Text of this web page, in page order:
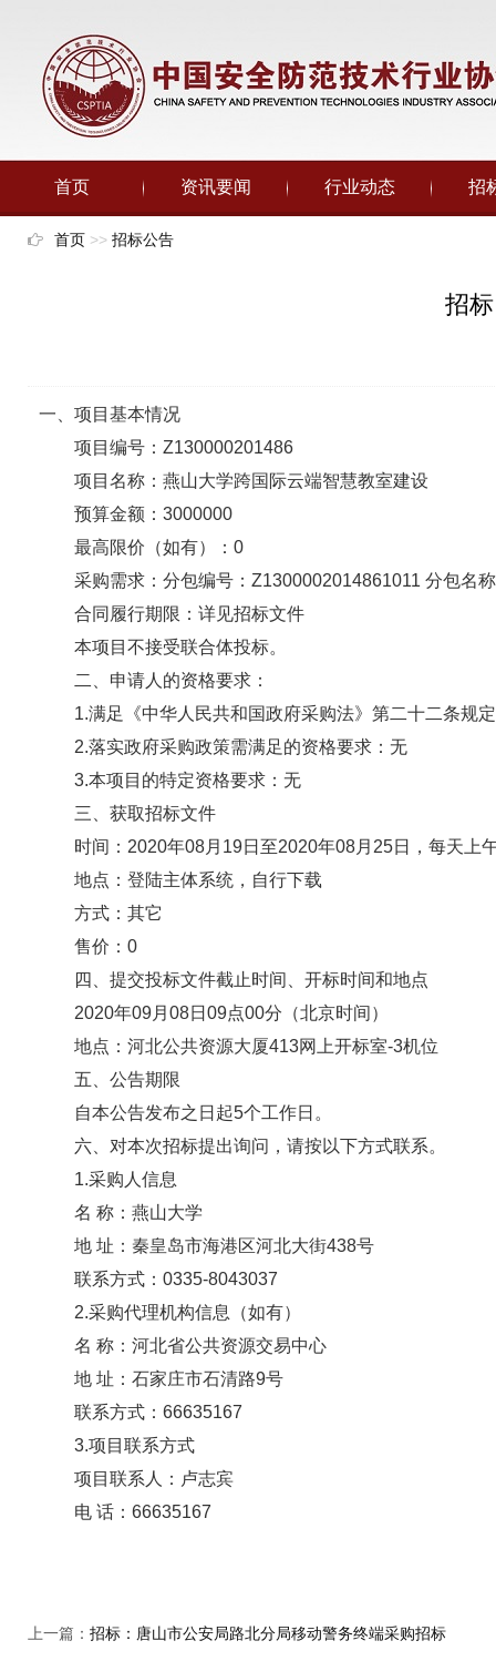
首页 资讯要闻 行业动态 招
首页 >> 招标公告
招
一、项目基本情况
项目编号：Z130000201486
项目名称：燕山大学跨国际云端智慧教室建设
预算金额：3000000
最高限价（如有）：0
采购需求：分包编号：Z1300002014861011 分包名称
合同履行期限：详见招标文件
本项目不接受联合体投标。
二、申请人的资格要求：
1.满足《中华人民共和国政府采购法》第二十二条规
2.落实政府采购政策需满足的资格要求：无
3.本项目的特定资格要求：无
三、获取招标文件
时间：2020年08月19日至2020年08月25日，每天上
地点：登陆主体系统，自行下载
方式：其它
售价：0
四、提交投标文件截止时间、开标时间和地点
2020年09月08日09点00分（北京时间）
地点：河北公共资源大厦413网上开标室-3机位
五、公告期限
自本公告发布之日起5个工作日。
六、对本次招标提出询问，请按以下方式联系。
1.采购人信息
名 称：燕山大学
地 址：秦皇岛市海港区河北大街438号
联系方式：0335-8043037
2.采购代理机构信息（如有）
名 称：河北省公共资源交易中心
地 址：石家庄市石清路9号
联系方式：66635167
3.项目联系方式
项目联系人：卢志宾
电 话：66635167
上一篇： 招标：唐山市公安局路北分局移动警务终端采购招标